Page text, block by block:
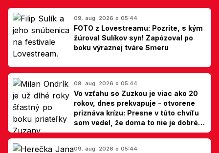
09. aug. 2026 o 05:44
FOTO z Lovestreamu: Pozrite, s kým
žúroval Sulíkov syn! Zapózoval po
boku výraznej tváre Smeru
09. aug. 2026 o 05:44
Vo vzťahu so Zuzkou je viac ako 20
rokov, dnes prekvapuje - otvorene
priznáva krízu: Presne v túto chvíľu
som vedel, že doma to nie je dobré,
hovorí Milan Ondrík
09. aug. 2026 o 05:44